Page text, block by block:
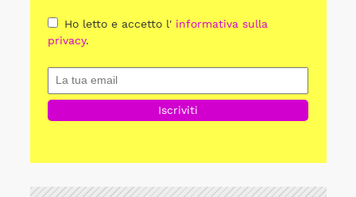
Ho letto e accetto l' informativa sulla
privacy.